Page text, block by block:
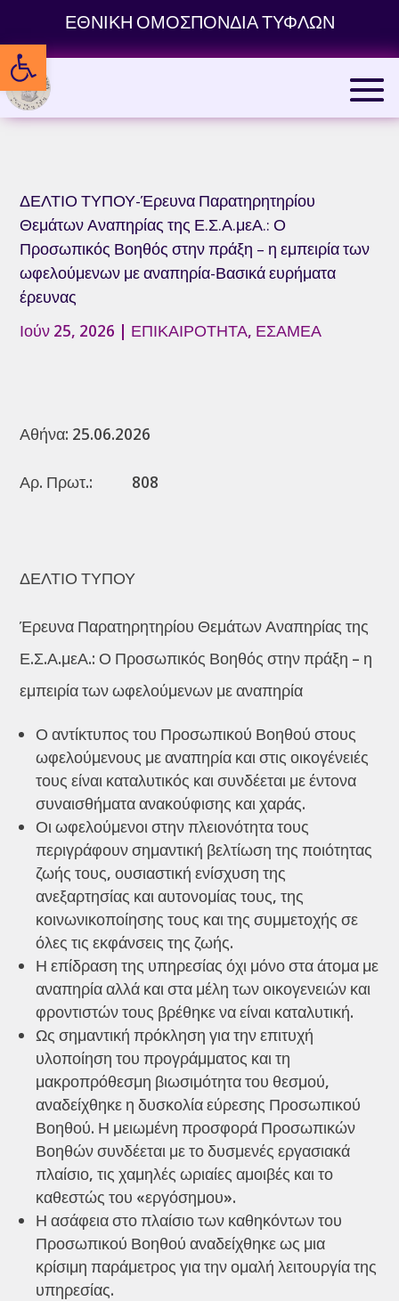
content
Ανοίξτε τη γραμμή εργαλείων
ΕΘΝΙΚΗ ΟΜΟΣΠΟΝΔΙΑ ΤΥΦΛΩΝ
ΔΕΛΤΙΟ ΤΥΠΟΥ-Έρευνα Παρατηρητηρίου
Θεμάτων Αναπηρίας της Ε.Σ.Α.μεΑ.: Ο
Προσωπικός Βοηθός στην πράξη – η εμπειρία των
ωφελούμενων με αναπηρία-Βασικά ευρήματα
έρευνας
Ιούν 25, 2026 | ΕΠΙΚΑΙΡΟΤΗΤΑ, ΕΣΑΜΕΑ
Αθήνα: 25.06.2026
Αρ. Πρωτ.: 808
ΔΕΛΤΙΟ ΤΥΠΟΥ
Έρευνα Παρατηρητηρίου Θεμάτων Αναπηρίας της
Ε.Σ.Α.μεΑ.: Ο Προσωπικός Βοηθός στην πράξη – η
εμπειρία των ωφελούμενων με αναπηρία
Ο αντίκτυπος του Προσωπικού Βοηθού στους
ωφελούμενους με αναπηρία και στις οικογένειές
τους είναι καταλυτικός και συνδέεται με έντονα
συναισθήματα ανακούφισης και χαράς.
Οι ωφελούμενοι στην πλειονότητα τους
περιγράφουν σημαντική βελτίωση της ποιότητας
ζωής τους, ουσιαστική ενίσχυση της
ανεξαρτησίας και αυτονομίας τους, της
κοινωνικοποίησης τους και της συμμετοχής σε
όλες τις εκφάνσεις της ζωής.
Η επίδραση της υπηρεσίας όχι μόνο στα άτομα με
αναπηρία αλλά και στα μέλη των οικογενειών και
φροντιστών τους βρέθηκε να είναι καταλυτική.
Ως σημαντική πρόκληση για την επιτυχή
υλοποίηση του προγράμματος και τη
μακροπρόθεσμη βιωσιμότητα του θεσμού,
αναδείχθηκε η δυσκολία εύρεσης Προσωπικού
Βοηθού. Η μειωμένη προσφορά Προσωπικών
Βοηθών συνδέεται με το δυσμενές εργασιακά
πλαίσιο, τις χαμηλές ωριαίες αμοιβές και το
καθεστώς του «εργόσημου».
Η ασάφεια στο πλαίσιο των καθηκόντων του
Προσωπικού Βοηθού αναδείχθηκε ως μια
κρίσιμη παράμετρος για την ομαλή λειτουργία της
υπηρεσίας.